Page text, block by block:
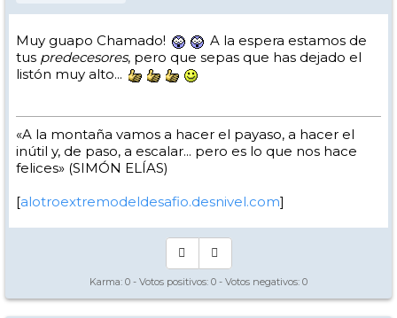
Muy guapo Chamado!
A la espera estamos de
tus predecesores, pero que sepas que has dejado el
listón muy alto...
«A la montaña vamos a hacer el payaso, a hacer el
inútil y, de paso, a escalar... pero es lo que nos hace
felices» (SIMÓN ELÍAS)
[alotroextremodeldesafio.desnivel.com]
Karma: 0 - Votos positivos: 0 - Votos negativos: 0